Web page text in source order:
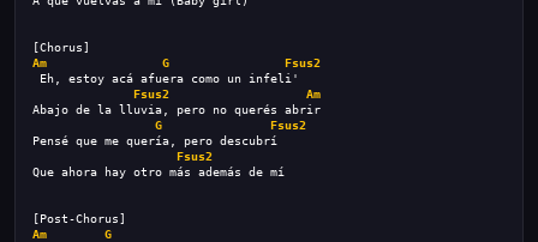
[Chorus]
Am
G
Fsus2
Eh, estoy acá afuera como un infeli'
Fsus2
Am
Abajo de la lluvia, pero no querés abrir
G
Fsus2
Pensé que me quería, pero descubrí
Fsus2
Que ahora hay otro más además de mí
[Post-Chorus]
Am
G